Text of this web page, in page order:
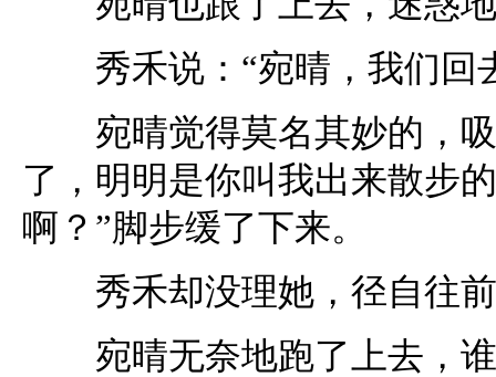
秀禾说：“宛晴，我们回
宛晴觉得莫名其妙的，吸
了，明明是你叫我出来散步
啊？”脚步缓了下来。
秀禾却没理她，径自往
宛晴无奈地跑了上去，谁